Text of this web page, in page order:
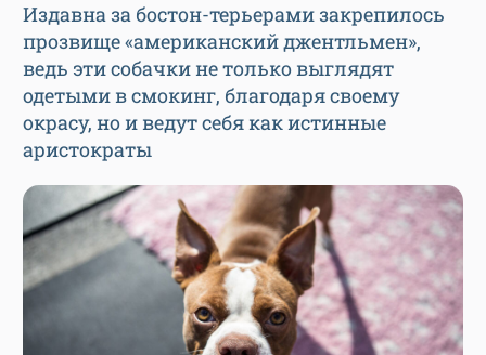
Издавна за бостон-терьерами закрепилось
прозвище «американский джентльмен»,
ведь эти собачки не только выглядят
одетыми в смокинг, благодаря своему
окрасу, но и ведут себя как истинные
аристократы